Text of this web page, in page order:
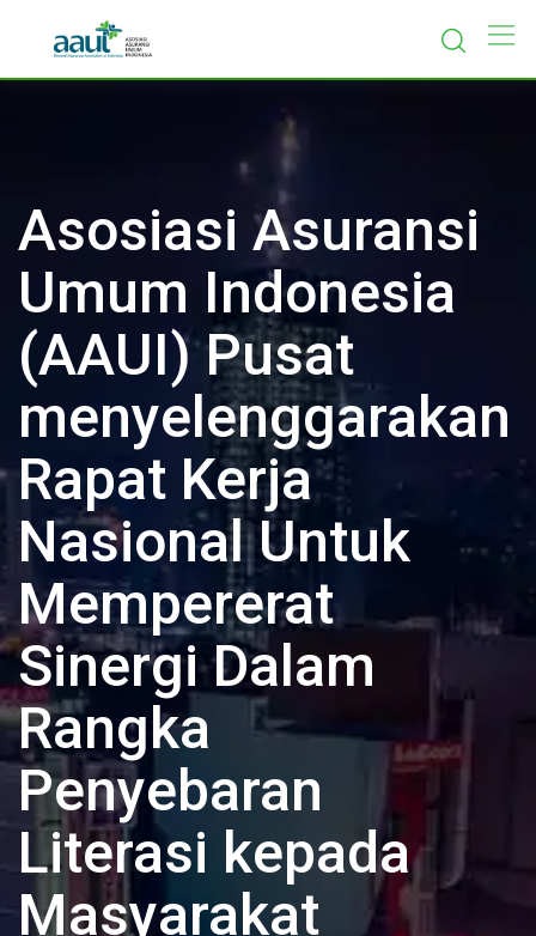
content
Asosiasi Asuransi
Umum Indonesia
(AAUI) Pusat
menyelenggarakan
Rapat Kerja
Nasional Untuk
Mempererat
Sinergi Dalam
Rangka
Penyebaran
Literasi kepada
Masyarakat